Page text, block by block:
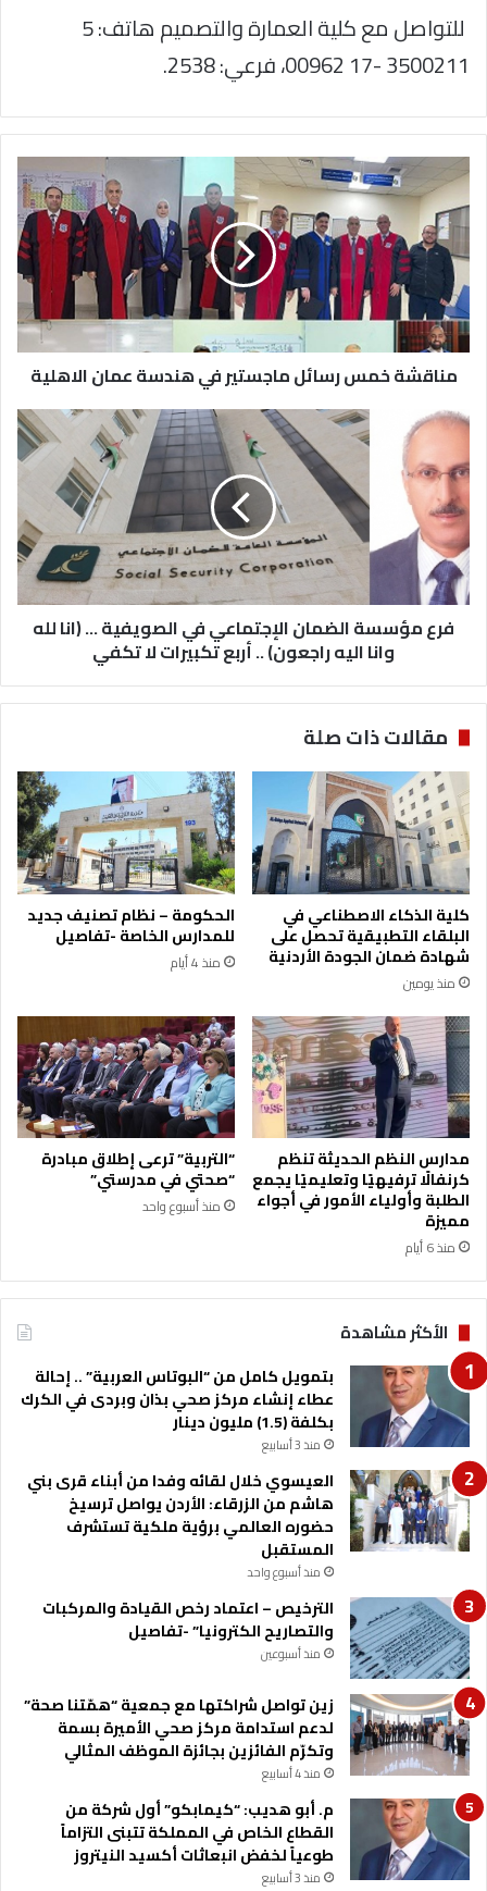
للتواصل مع كلية العمارة والتصميم هاتف: 5
3500211 -17 00962، فرعي: 2538.
مناقشة
خمس
رسائل
ماجستير
في
هندسة
عمان
الاهلية
مناقشة خمس رسائل ماجستير في هندسة عمان الاهلية
فرع
الضمان
الإجتماعي
في
الصويفية
...
(انا
لله
وانا
..
تكبيرات
تكفي
فرع مؤسسة الضمان الإجتماعي في الصويفية ... (انا لله
وانا اليه راجعون) .. أربع تكبيرات لا تكفي
مقالات ذات صلة
كلية الذكاء الاصطناعي في
البلقاء التطبيقية تحصل على
شهادة ضمان الجودة الأردنية
منذ يومين
الحكومة – نظام تصنيف جديد
للمدارس الخاصة -تفاصيل
منذ 4 أيام
مدارس النظم الحديثة تنظم
كرنفالًا ترفيهيًا وتعليميًا يجمع
الطلبة وأولياء الأمور في أجواء
مميزة
منذ 6 أيام
“التربية” ترعى إطلاق مبادرة
“صحتي في مدرستي”
منذ أسبوع واحد
الأكثر مشاهدة
بتمويل كامل من “البوتاس العربية” .. إحالة
عطاء إنشاء مركز صحي بذان وبردى في الكرك
بكلفة (1.5) مليون دينار
منذ 3 أسابيع
العيسوي خلال لقائه وفدا من أبناء قرى بني
هاشم من الزرقاء: الأردن يواصل ترسيخ
حضوره العالمي برؤية ملكية تستشرف
المستقبل
منذ أسبوع واحد
الترخيص – اعتماد رخص القيادة والمركبات
والتصاريح الكترونيا” -تفاصيل
منذ أسبوعين
زين تواصل شراكتها مع جمعية “همّتنا صحة”
لدعم استدامة مركز صحي الأميرة بسمة
وتكرّم الفائزين بجائزة الموظف المثالي
منذ 4 أسابيع
م. أبو هديب: “كيمابكو” أول شركة من
القطاع الخاص في المملكة تتبنى التزاماً
طوعياً لخفض انبعاثات أكسيد النيتروز
منذ 3 أسابيع